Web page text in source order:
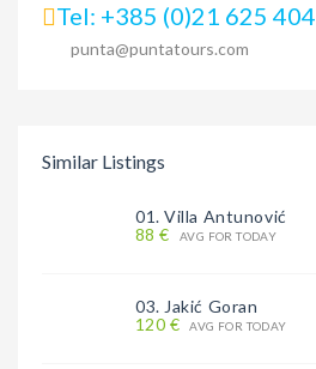
Tel: +385 (0)21 625 404
punta@puntatours.com
Similar Listings
01. Villa Antunović
88 €
AVG FOR TODAY
03. Jakić Goran
120 €
AVG FOR TODAY